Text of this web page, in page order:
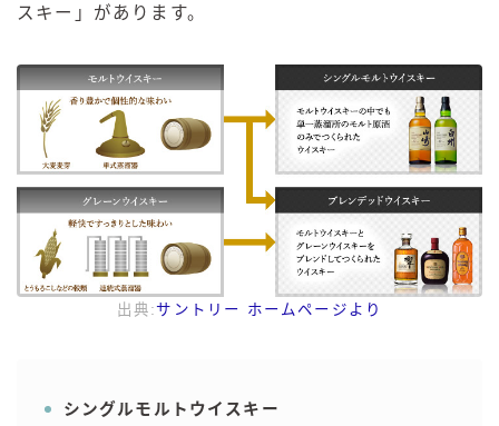
スキー」があります。
出典:サントリー ホームページより
シングルモルトウイスキー